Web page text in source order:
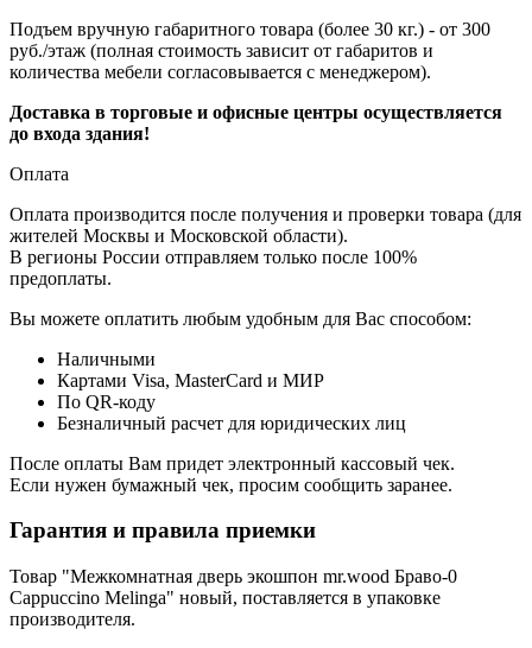
Подъем вручную габаритного товара (более 30 кг.) - от 300
руб./этаж (полная стоимость зависит от габаритов и
количества мебели согласовывается с менеджером).
Доставка в торговые и офисные центры осуществляется
до входа здания!
Оплата
Оплата производится после получения и проверки товара (для
жителей Москвы и Московской области).
В регионы России отправляем только после 100%
предоплаты.
Вы можете оплатить любым удобным для Вас способом:
Наличными
Картами Visa, MasterCard и МИР
По QR-коду
Безналичный расчет для юридических лиц
После оплаты Вам придет электронный кассовый чек.
Если нужен бумажный чек, просим сообщить заранее.
Гарантия и правила приемки
Товар "Межкомнатная дверь экошпон mr.wood Браво-0
Cappuccino Melinga" новый, поставляется в упаковке
производителя.